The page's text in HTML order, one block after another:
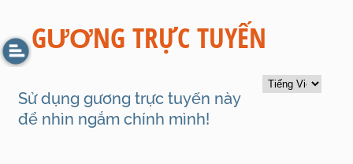
GƯƠNG TRỰC TUYẾN
Sử dụng gương trực tuyến này
để nhìn ngắm chính mình!